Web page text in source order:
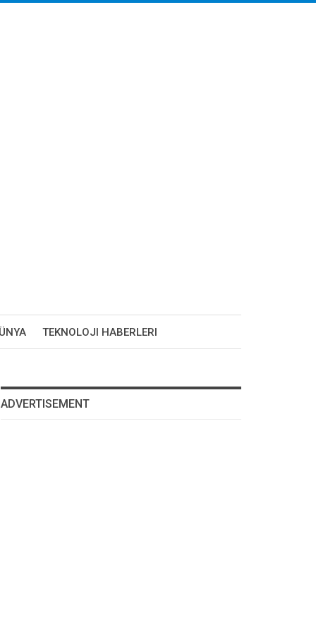
TEKNOLOJI HABERLERI
ADVERTISEMENT